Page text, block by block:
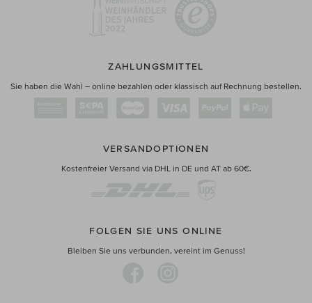
ZAHLUNGSMITTEL
Sie haben die Wahl – online bezahlen oder klassisch auf Rechnung bestellen.
VERSANDOPTIONEN
Kostenfreier Versand via DHL in DE und AT ab 60€.
FOLGEN SIE UNS ONLINE
Bleiben Sie uns verbunden, vereint im Genuss!